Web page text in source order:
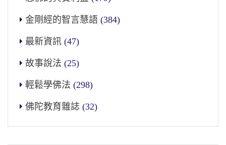
金剛經的智言慧語 (384)
最新資訊 (47)
故事說法 (25)
輕鬆學佛法 (298)
佛陀教育雜誌 (32)